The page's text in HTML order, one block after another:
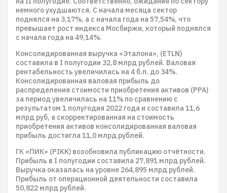
немного ухудшаются. С начала месяца сектор
поднялся на 3,17%, а с начала года на 57,54%, что
превышает рост индекса Мосбиржи, который поднялся
с начала года на 49,14%.
Консолидированная выручка «Эталона», (ETLN)
составила в I полугодии 32,8 млрд рублей. Валовая
рентабельность увеличилась на 4 б.п. до 34%.
Консолидированная валовая прибыль до
распределения стоимости приобретения активов (PPA)
за период увеличилась на 11% по сравнению с
результатом 1 полугодия 2022 года и составила 11,6
млрд руб, а скорректированная на стоимость
приобретения активов консолидированная валовая
прибыль достигла 11,0 млрд рублей.
ГК «ПИК» (PIKK) возобновила публикацию отчётности.
Прибыль в I полугодии составила 27,891 млрд рублей.
Выручка оказалась на уровне 264,895 млрд рублей.
Прибыль от операционной деятельности составила
50,822 млрд рублей.